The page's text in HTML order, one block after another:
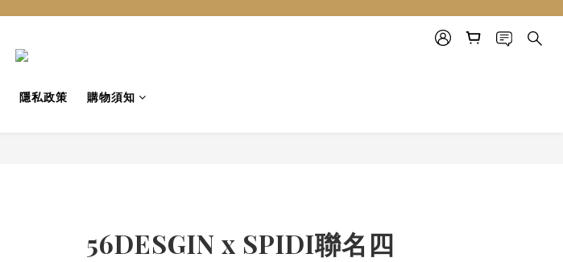
隱私政策 購物須知
56DESGIN x SPIDI聯名四